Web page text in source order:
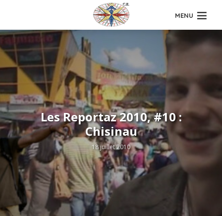
MENU
Les Reportaz 2010, #10 :
Chisinau
18 juillet 2010